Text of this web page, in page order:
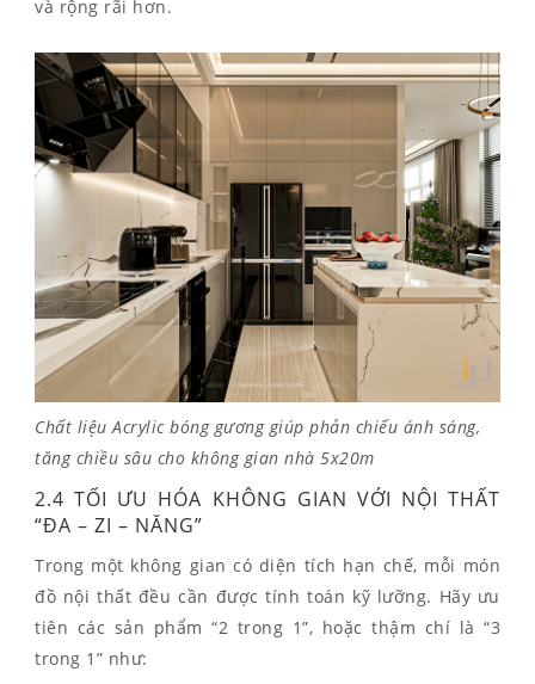
và rộng rãi hơn.
Chất liệu Acrylic bóng gương giúp phản chiếu ánh sáng,
tăng chiều sâu cho không gian nhà 5x20m
2.4 TỐI ƯU HÓA KHÔNG GIAN VỚI NỘI THẤT
“ĐA – ZI – NĂNG”
Trong một không gian có diện tích hạn chế, mỗi món
đồ nội thất đều cần được tính toán kỹ lưỡng. Hãy ưu
tiên các sản phẩm “2 trong 1”, hoặc thậm chí là “3
trong 1” như: